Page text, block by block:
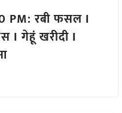
PM: रबी फसल I
I गेहूं खरीदी I